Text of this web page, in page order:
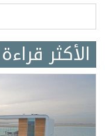
Search form
الأكثر قراءة